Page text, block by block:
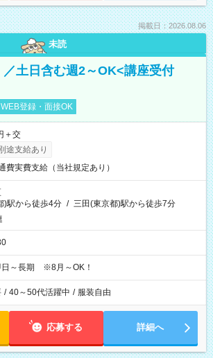
掲載日：2026.08.06
未読
／土日含む週2～OK<講座受付
WEB登録・面接OK
＋交
途支給あり
費実費支給（当社規定あり）
)駅から徒歩4分 / 三田(東京都)駅から徒歩7分
日～長期 ※8月～OK！
/ 40～50代活躍中 / 服装自由
応募する 詳細へ